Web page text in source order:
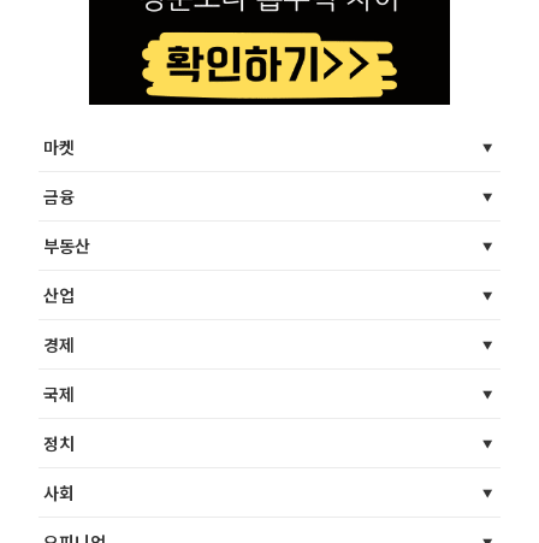
마켓
금융
부동산
산업
경제
국제
정치
사회